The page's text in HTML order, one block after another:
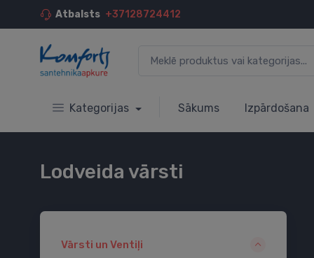
Atbalsts +37128724412
Kategorijas Sākums Izpārdošana
Lodveida vārsti
Vārsti un Ventiļi